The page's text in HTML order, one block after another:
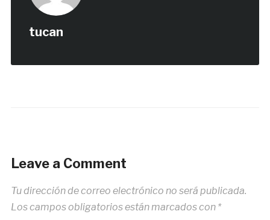
tucan
Leave a Comment
Tu dirección de correo electrónico no será publicada.
Los campos obligatorios están marcados con *